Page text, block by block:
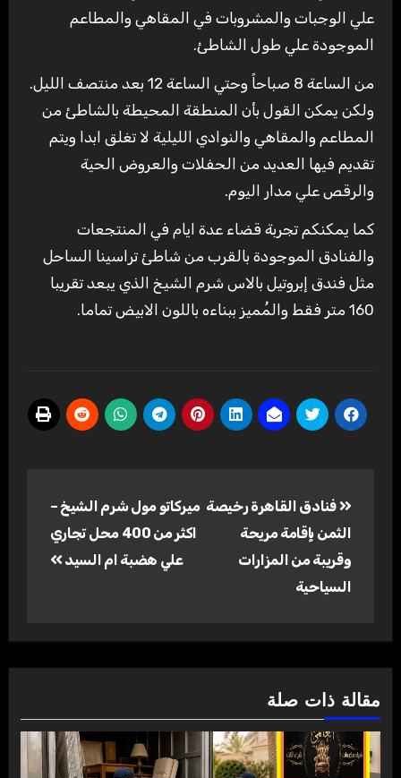
علي الوجبات والمشروبات في المقاهي والمطاعم
الموجودة علي طول الشاطئ.
من الساعة 8 صباحاً وحتي الساعة 12 بعد منتصف الليل.
ولكن يمكن القول بأن المنطقة المحيطة بالشاطئ من
المطاعم والمقاهي والنوادي الليلية لا تغلق ابدا ويتم
تقديم فيها العديد من الحفلات والعروض الحية
والرقص علي مدار اليوم.
كما يمكنكم تجربة قضاء عدة ايام في المنتجعات
والفنادق الموجودة بالقرب من شاطئ تراسينا الساحل
مثل فندق إبروتيل بالاس شرم الشيخ الذي يبعد تقريبا
160 متر فقط والمُميز ببناءه باللون الابيض تماما.
المقالات
فنادق القاهرة رخيصة
الثمن بإقامة مريحة
وقريبة من المزارات
السياحية
ميركاتو مول شرم الشيخ –
اكثر من 400 محل تجاري
علي هضبة ام السيد
مقالة ذات صلة